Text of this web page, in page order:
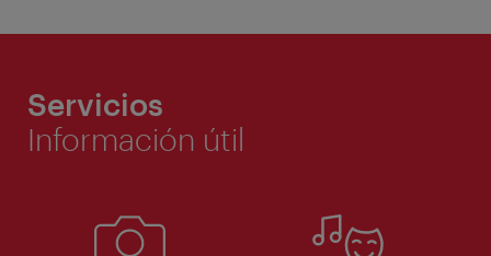
Servicios
Información útil